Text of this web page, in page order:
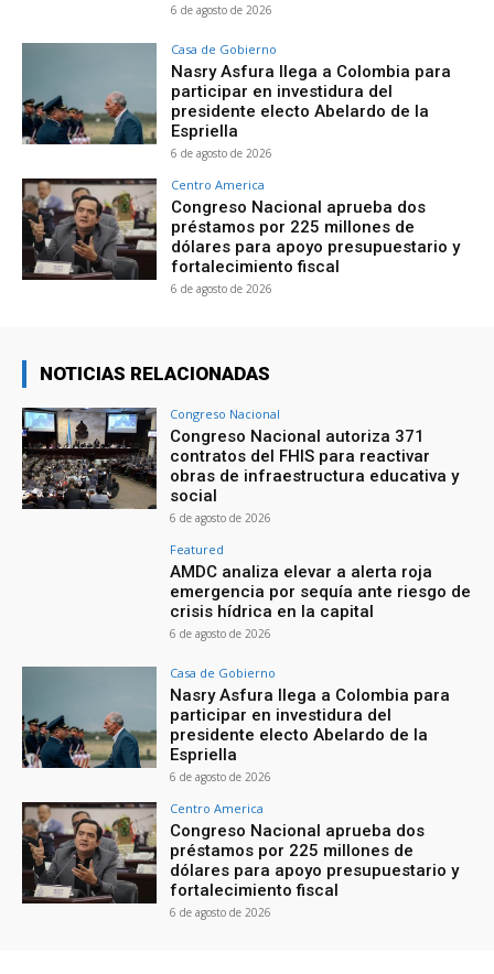
6 de agosto de 2026
Casa de Gobierno
Nasry Asfura llega a Colombia para
participar en investidura del
presidente electo Abelardo de la
Espriella
6 de agosto de 2026
Centro America
Congreso Nacional aprueba dos
préstamos por 225 millones de
dólares para apoyo presupuestario y
fortalecimiento fiscal
6 de agosto de 2026
NOTICIAS RELACIONADAS
Congreso Nacional
Congreso Nacional autoriza 371
contratos del FHIS para reactivar
obras de infraestructura educativa y
social
6 de agosto de 2026
Featured
AMDC analiza elevar a alerta roja
emergencia por sequía ante riesgo de
crisis hídrica en la capital
6 de agosto de 2026
Casa de Gobierno
Nasry Asfura llega a Colombia para
participar en investidura del
presidente electo Abelardo de la
Espriella
6 de agosto de 2026
Centro America
Congreso Nacional aprueba dos
préstamos por 225 millones de
dólares para apoyo presupuestario y
fortalecimiento fiscal
6 de agosto de 2026